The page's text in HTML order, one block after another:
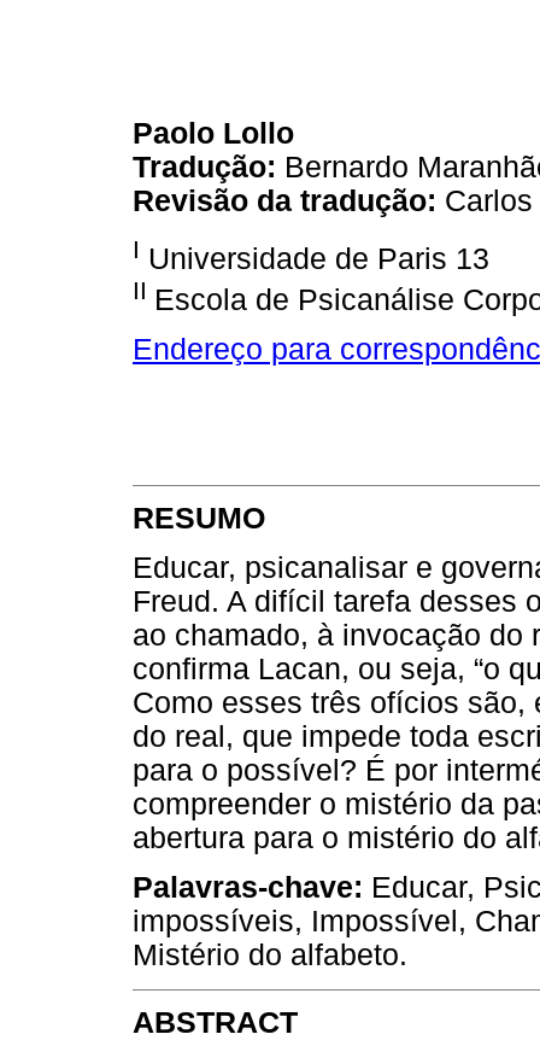
Paolo Lollo
Tradução: Bernardo
Revisão da tradução:
I Universidade de Paris 13
II Escola de Psicanálise
Endereço para
RESUMO
Educar, psicanalisar e
Freud. A difícil tarefa desses
ao chamado, à invocação do
confirma Lacan, ou seja, “o
Como esses três ofícios são,
do real, que impede toda
para o possível? É por
compreender o mistério da
abertura para o mistério do
Palavras-chave: Educar,
impossíveis, Impossível,
Mistério do alfabeto.
ABSTRACT